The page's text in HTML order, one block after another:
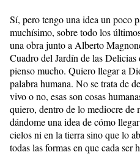
Sí, pero tengo una idea un poco
muchísimo, sobre todo los
una obra junto a Alberto
Cuadro del Jardín de las
pienso mucho. Quiero llegar a
palabra humana. No se trata de
vivo o no, esas son cosas
quiero, dentro de lo mediocre de
dándome una idea de cómo
cielos ni en la tierra sino que lo
todas las formas en que cada ser